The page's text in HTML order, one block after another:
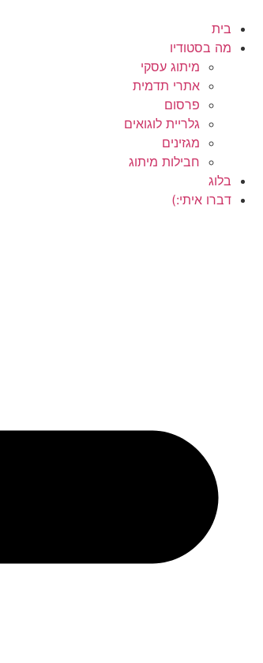
בית
מה בסטודיו
מיתוג עסקי
אתרי תדמית
פרסום
גלריית לוגואים
מגזינים
חבילות מיתוג
בלוג
דברו איתי:)